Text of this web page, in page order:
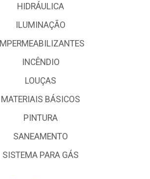
HIDRÁULICA
ILUMINAÇÃO
IMPERMEABILIZANTES
INCÊNDIO
LOUÇAS
MATERIAIS BÁSICOS
PINTURA
SANEAMENTO
SISTEMA PARA GÁS